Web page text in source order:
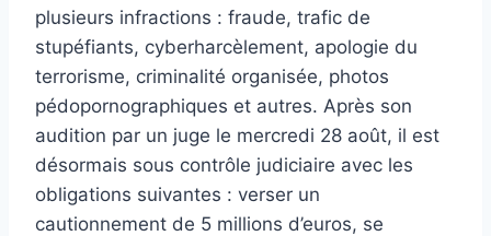
plusieurs infractions : fraude, trafic de
stupéfiants, cyberharcèlement, apologie du
terrorisme, criminalité organisée, photos
pédopornographiques et autres. Après son
audition par un juge le mercredi 28 août, il est
désormais sous contrôle judiciaire avec les
obligations suivantes : verser un
cautionnement de 5 millions d’euros, se